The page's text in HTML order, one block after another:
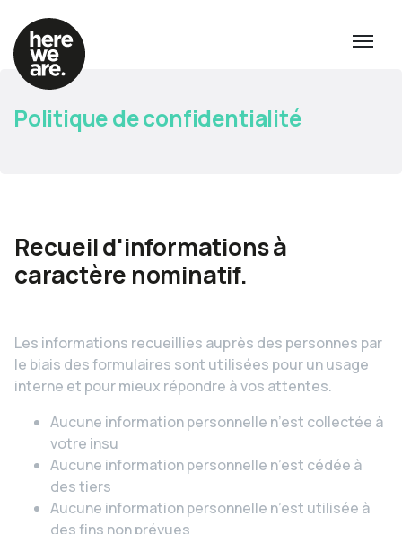
Politique de confidentialité
Recueil d'informations à
caractère nominatif.
Les informations recueillies auprès des personnes par
le biais des formulaires sont utilisées pour un usage
interne et pour mieux répondre à vos attentes.
Aucune information personnelle n’est collectée à
votre insu
Aucune information personnelle n’est cédée à
des tiers
Aucune information personnelle n’est utilisée à
des fins non prévues